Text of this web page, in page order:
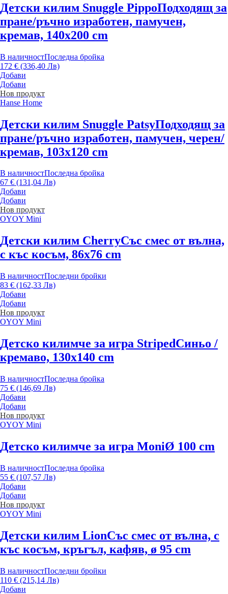
Детски килим Snuggle PippoПодходящ за
пране/ръчно изработен, памучен,
кремав, 140x200 cm
В наличностПоследна бройка
172 € (336,40 Лв)
Добави
Добави
Нов продукт
Hanse Home
Детски килим Snuggle PatsyПодходящ за
пране/ръчно изработен, памучен, черен/
кремав, 103x120 cm
В наличностПоследна бройка
67 € (131,04 Лв)
Добави
Добави
Нов продукт
OYOY Mini
Детски килим CherryСъс смес от вълна,
с къс косъм, 86x76 cm
В наличностПоследни бройки
83 € (162,33 Лв)
Добави
Добави
Нов продукт
OYOY Mini
Детско килимче за игра StripedСиньо /
кремаво, 130x140 cm
В наличностПоследна бройка
75 € (146,69 Лв)
Добави
Добави
Нов продукт
OYOY Mini
Детско килимче за игра MoniØ 100 cm
В наличностПоследна бройка
55 € (107,57 Лв)
Добави
Добави
Нов продукт
OYOY Mini
Детски килим LionСъс смес от вълна, с
къс косъм, кръгъл, кафяв, ø 95 cm
В наличностПоследни бройки
110 € (215,14 Лв)
Добави